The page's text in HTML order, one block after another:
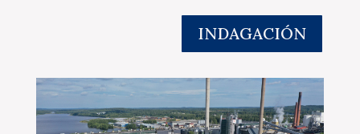
INDAGACIÓN